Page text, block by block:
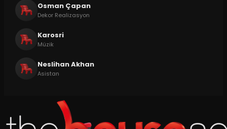
Osman Çapan
Dekor Realizasyon
Karosri
Müzik
Neslihan Akhan
Asistan